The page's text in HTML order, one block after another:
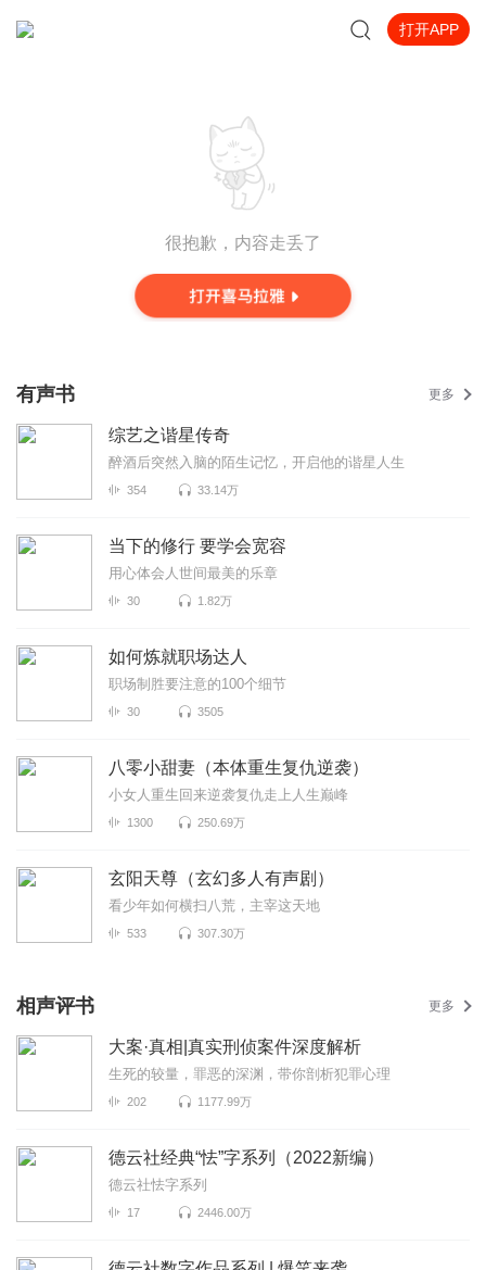
打开APP
很抱歉，内容走丢了
有声书 更多
综艺之谐星传奇
醉酒后突然入脑的陌生记忆，开启他的谐星人生
354 33.14万
当下的修行 要学会宽容
用心体会人世间最美的乐章
30 1.82万
如何炼就职场达人
职场制胜要注意的100个细节
30 3505
八零小甜妻（本体重生复仇逆袭）
小女人重生回来逆袭复仇走上人生巅峰
1300 250.69万
玄阳天尊（玄幻多人有声剧）
看少年如何横扫八荒，主宰这天地
533 307.30万
相声评书 更多
大案·真相|真实刑侦案件深度解析
生死的较量，罪恶的深渊，带你剖析犯罪心理
202 1177.99万
德云社经典“怯”字系列（2022新编）
德云社怯字系列
17 2446.00万